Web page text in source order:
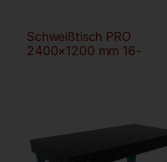
Schweißtisch PRO
2400×1200 mm 16-